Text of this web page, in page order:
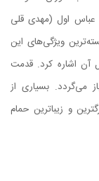
عباس اول (مهدی قلی
ویژگی‌های این
آن اشاره کرد. قدمت
می‌گردد. بسیاری از
و زیباترین حمام